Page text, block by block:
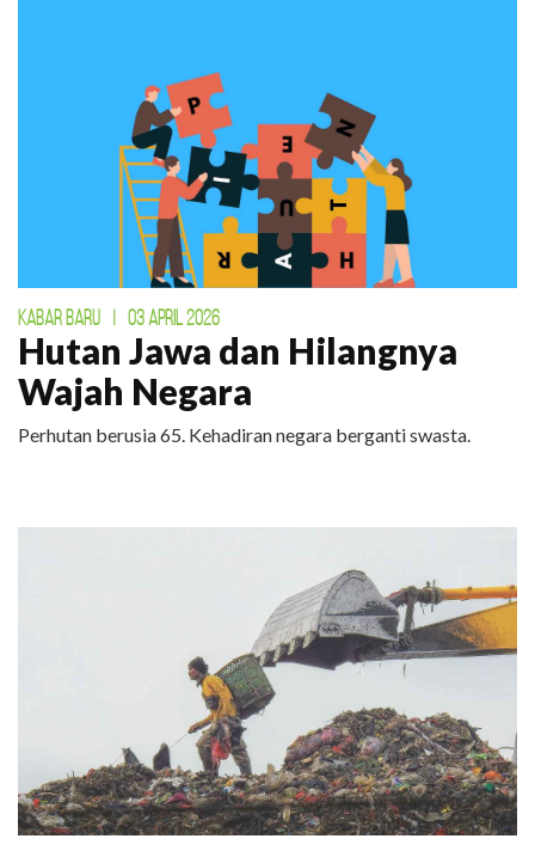
KABAR BARU 03 APRIL 2026
Hutan Jawa dan Hilangnya
Wajah Negara
Perhutan berusia 65. Kehadiran negara berganti swasta.